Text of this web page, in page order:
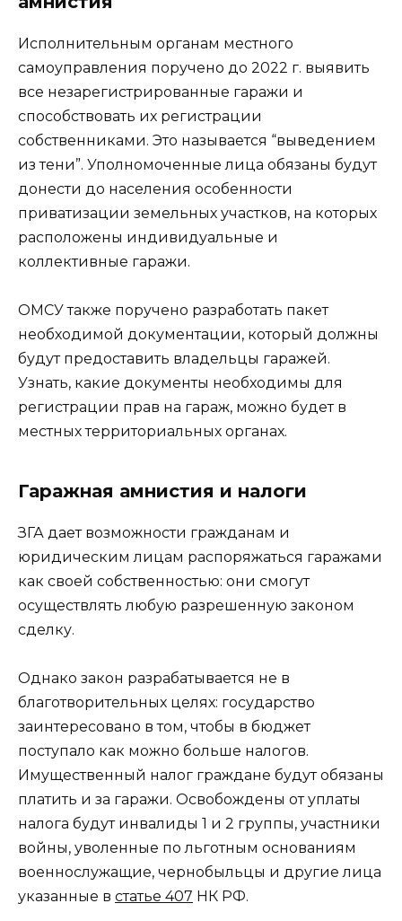
Исполнительным органам местного
самоуправления поручено до 2022 г. выявить
все незарегистрированные гаражи и
способствовать их регистрации
собственниками. Это называется “выведением
из тени”. Уполномоченные лица обязаны будут
донести до населения особенности
приватизации земельных участков, на которых
расположены индивидуальные и
коллективные гаражи.
ОМСУ также поручено разработать пакет
необходимой документации, который должны
будут предоставить владельцы гаражей.
Узнать, какие документы необходимы для
регистрации прав на гараж, можно будет в
местных территориальных органах.
Гаражная амнистия и налоги
ЗГА дает возможности гражданам и
юридическим лицам распоряжаться гаражами
как своей собственностью: они смогут
осуществлять любую разрешенную законом
сделку.
Однако закон разрабатывается не в
благотворительных целях: государство
заинтересовано в том, чтобы в бюджет
поступало как можно больше налогов.
Имущественный налог граждане будут обязаны
платить и за гаражи. Освобождены от уплаты
налога будут инвалиды 1 и 2 группы, участники
войны, уволенные по льготным основаниям
военнослужащие, чернобыльцы и другие лица
указанные в статье 407 НК РФ.